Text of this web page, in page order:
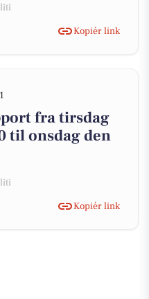
Kopiér link
fra tirsdag
til onsdag den
Kopiér link